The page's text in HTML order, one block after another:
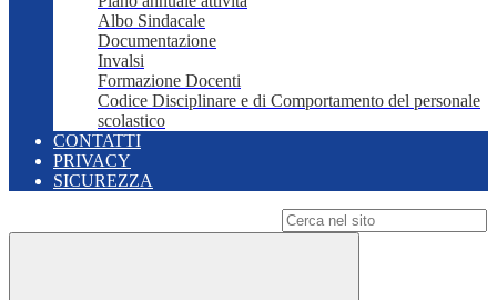
Albo Sindacale
Documentazione
Invalsi
Formazione Docenti
Codice Disciplinare e di Comportamento del personale
scolastico
CONTATTI
PRIVACY
SICUREZZA